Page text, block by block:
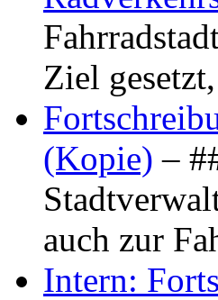
Ziel
(Kopie) –
auch zur
Intern: